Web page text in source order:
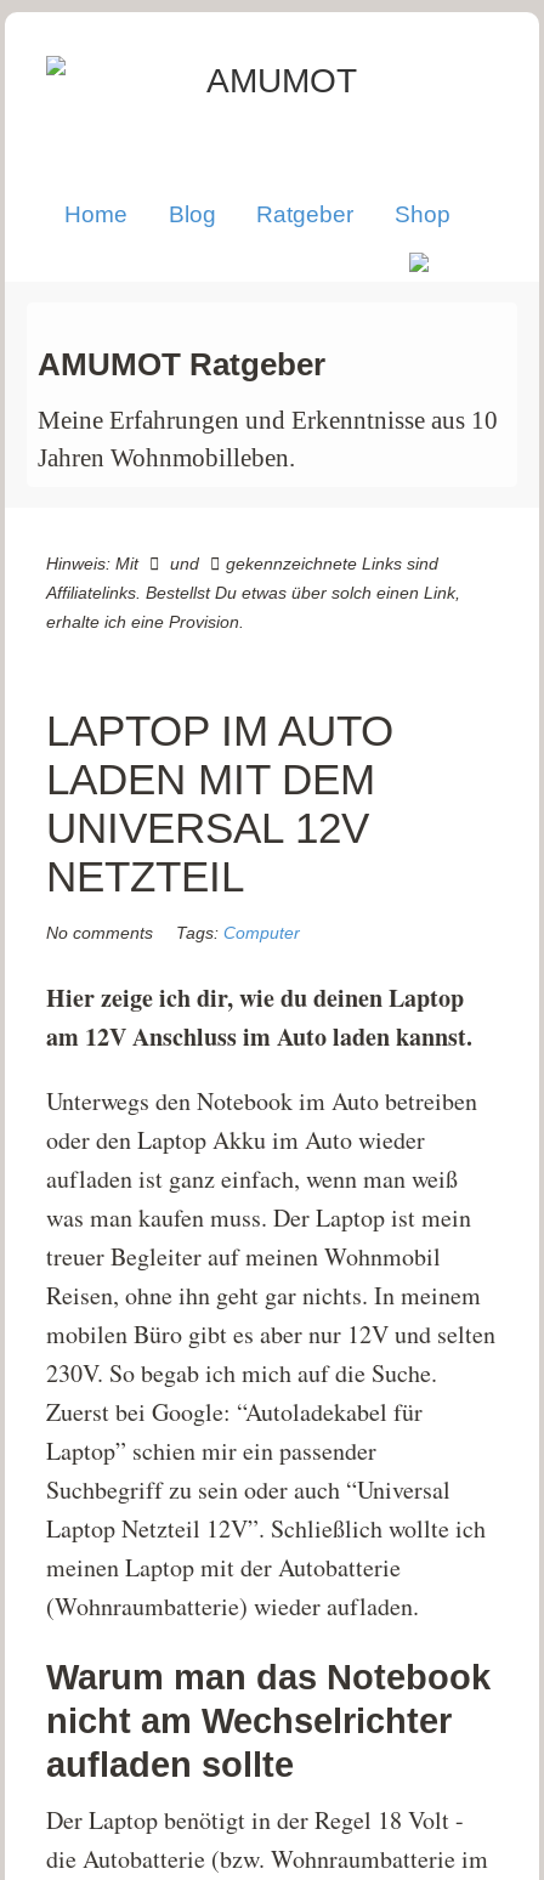
Home Blog Ratgeber Shop
AMUMOT Ratgeber
Meine Erfahrungen und Erkenntnisse aus 10
Jahren Wohnmobilleben.
Hinweis: Mit und
gekennzeichnete Links sind
Affiliatelinks. Bestellst Du etwas über solch einen Link,
erhalte ich eine Provision.
LAPTOP IM AUTO
LADEN MIT DEM
UNIVERSAL 12V
NETZTEIL
No comments Tags:Computer
Hier zeige ich dir, wie du deinen Laptop
am 12V Anschluss im Auto laden kannst.
Unterwegs den Notebook im Auto betreiben
oder den Laptop Akku im Auto wieder
aufladen ist ganz einfach, wenn man weiß
was man kaufen muss. Der Laptop ist mein
treuer Begleiter auf meinen Wohnmobil
Reisen, ohne ihn geht gar nichts. In meinem
mobilen Büro gibt es aber nur 12V und selten
230V. So begab ich mich auf die Suche.
Zuerst bei Google: “Autoladekabel für
Laptop” schien mir ein passender
Suchbegriff zu sein oder auch “Universal
Laptop Netzteil 12V”. Schließlich wollte ich
meinen Laptop mit der Autobatterie
(Wohnraumbatterie) wieder aufladen.
Warum man das Notebook
nicht am Wechselrichter
aufladen sollte
Der Laptop benötigt in der Regel 18 Volt -
die Autobatterie (bzw. Wohnraumbatterie im